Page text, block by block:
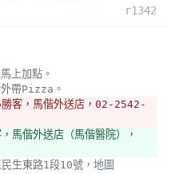
r1342
上加點。
帶Pizza。
客，馬偕外送店，02-2542-
馬偕外送店（馬偕醫院），